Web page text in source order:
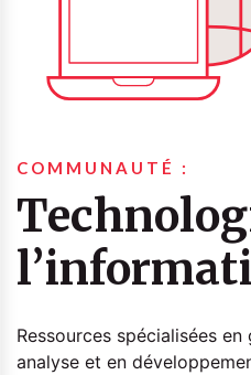
COMMUNAUTÉ :
Ressources spécialisées
analyse et en